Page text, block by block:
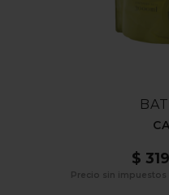
$
Precio sin impuestos